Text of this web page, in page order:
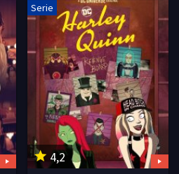
4,2
Serie